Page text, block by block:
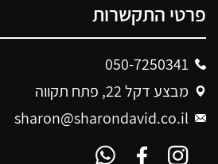
פרטי התקשרות
050-7250341
מבצע דקל 22, פתח תקווה
sharon@sharondavid.co.il